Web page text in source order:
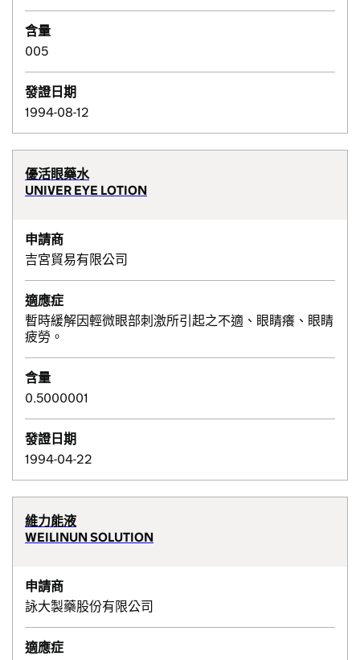
含量
005
發證日期
1994-08-12
優活眼藥水
UNIVER EYE LOTION
申請商
吉宮貿易有限公司
適應症
暫時緩解因輕微眼部刺激所引起之不適、眼睛癢、眼睛
疲勞。
含量
0.5000001
發證日期
1994-04-22
維力能液
WEILINUN SOLUTION
申請商
詠大製藥股份有限公司
適應症